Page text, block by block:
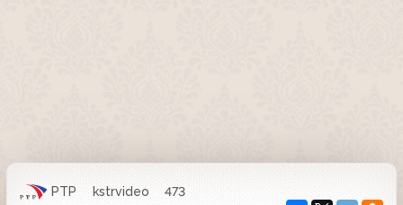
РТР kstrvideo
473